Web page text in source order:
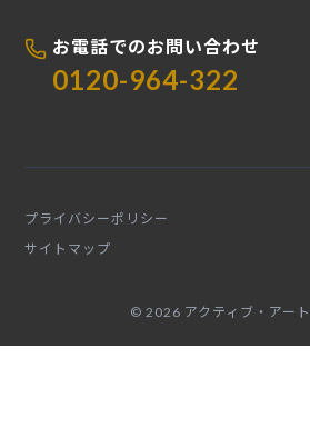
お電話でのお問い合わせ
0120-964-322
プライバシーポリシー
サイトマップ
© 2026 アクティブ・アー